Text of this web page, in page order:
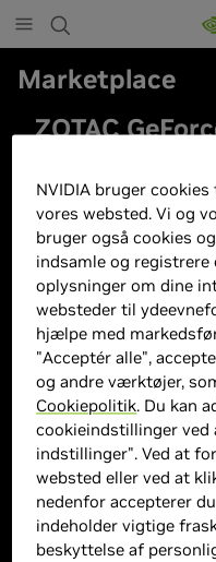
Marketplace
ZOTAC
Grafikkort
NVIDIA bruger
vores websted. Vi og
bruger også cookies
indsamle og registrere
oplysninger om dine
websteder til
hjælpe med
"Acceptér alle",
og andre værktøjer,
Cookiepolitik. Du kan
cookieindstillinger
indstillinger". Ved at
websted eller ved at
nedenfor accepterer
indeholder vigtige
beskyttelse af